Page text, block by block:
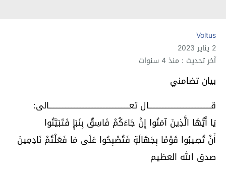
Voltus
2 يناير 2023
آخر تحديث : منذ 4 سنوات
بيان تضامني
قـــــــــــــــــــــــــــــــــــــــــال تعـــــــــــــــــــــــــــــــــــــــــــــــــــــالى:
يَا أَيُّهَا الَّذِينَ آمَنُوا إِنْ جَاءَكُمْ فَاسِقٌ بِنَبَإٍ فَتَبَيَّنُوا
أَنْ تُصِيبُوا قَوْمًا بِجَهَالَةٍ فَتُصْبِحُوا عَلَى مَا فَعَلْتُمْ نَادِمِينَ
صدق الله العظيم